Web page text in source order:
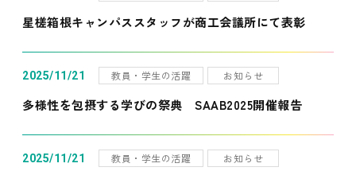
星槎箱根キャンパススタッフが商工会議所にて表彰
2025/11/21 教員・学生の活躍 お知らせ
多様性を包摂する学びの祭典 SAAB2025開催報告
2025/11/21 教員・学生の活躍 お知らせ